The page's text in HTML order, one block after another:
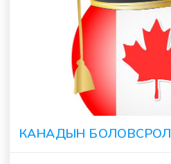
КАНАДЫН БОЛОВСРОЛ